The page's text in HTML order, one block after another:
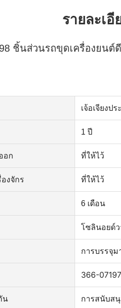
รายละเ
ชิ้นส่วนรถขุดเครื่องยน
เจ้อเจียงป
1 ปี
อก ที่ให้ไว้
งจักร ที่ให้ไว้
6 เดือน
โซลินอยด์ว
การบรรจุม
366-
น การสนับส